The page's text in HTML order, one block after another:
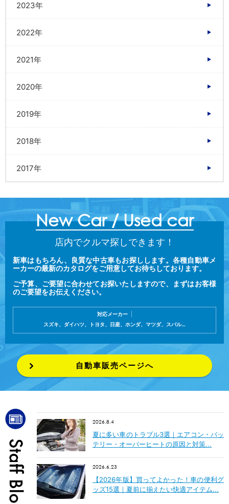
2023年
2022年
2021年
2020年
2019年
2018年
2017年
New Car / Used car
店内でクルマ探しできます！
新車はもちろん、良質な中古車もお探しします。各種自動車メ
ーカーの最新のカタログをご用意してお待ちしております。
ご予算、ご要望に合わせてお探いたしますので、まずはお客様
のご要望をお伝えください。
対応メーカー
スズキ、ダイハツ、トヨタ、日産、ホンダ、マツダ、スバル…
自動車販売ページへ
2026.8.4
夏に多い車のトラブル3選｜エアコン・バッ
テリー・オーバーヒートの原因と対策...
2026.6.23
【2026年版】買ってよかった！車の便利グ
ッズ15選｜夏前に揃えたい快適アイテム...